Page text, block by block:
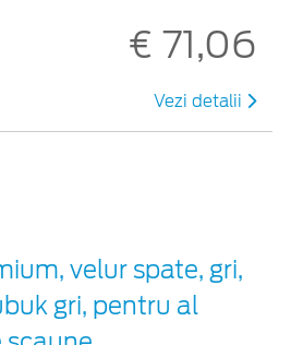
€ 71,06
Vezi detalii
velur spate, gri,
gri, pentru al